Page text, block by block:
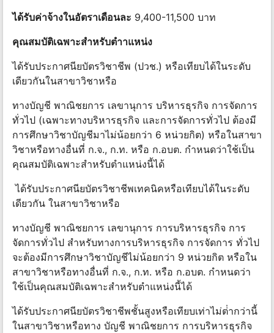
ได้รับค่าจ้างในอัตราเดือนละ 9,400-11,500 บาท
คุณสมบัติเฉพาะสําหรับตําาแหน่ง
ได้รับประกาศนียบัตรวิชาชีพ (ปวช.) หรือเทียบได้ในระดับ
เดียวกันในสาขาวิชาหรือ
ทางบัญชี พาณิชยการ เลขานุการ บริหารธุรกิจ การจัดการ
ทั่วไป (เฉพาะทางบริหารธุรกิจ และการจัดการทั่วไป ต้องมี
การศึกษาวิชาบัญชีมาไม่น้อยกว่า 6 หน่วยกิต) หรือในสาขา
วิชาหรือทางอื่นที่ ก.จ., ก.ท. หรือ ก.อบต. กําหนดว่าใช้เป็น
คุณสมบัติเฉพาะสําหรับตําแหน่งนี้ได้
ได้รับประกาศนียบัตรวิชาชีพเทคนิคหรือเทียบได้ในระดับ
เดียวกัน ในสาขาวิชาหรือ
ทางบัญชี พาณิชยการ เลขานุการ การบริหารธุรกิจ การ
จัดการทั่วไป สําหรับทางการบริหารธุรกิจ การจัดการ ทั่วไป
จะต้องมีการศึกษาวิชาบัญชีไม่น้อยกว่า 9 หน่วยกิต หรือใน
สาขาวิชาหรือทางอื่นที่ ก.จ., ก.ท. หรือ ก.อบต. กําหนดว่า
ใช้เป็นคุณสมบัติเฉพาะสําหรับตําแหน่งนี้ได้
ได้รับประกาศนียบัตรวิชาชีพชั้นสูงหรือเทียบเท่าไม่ต่ํากว่านี้
ในสาขาวิชาหรือทาง บัญชี พาณิชยการ การบริหารธุรกิจ